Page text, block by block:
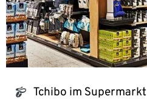
tchibo_logo Tchibo im Supermarkt